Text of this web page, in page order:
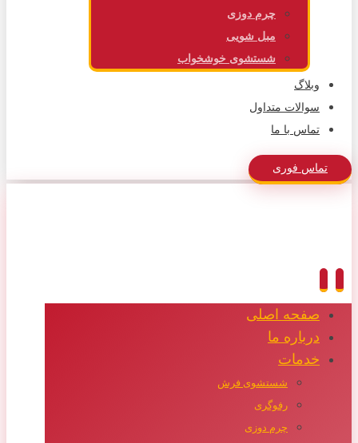
چرم دوزی
مبل شویی
شستشوی خوشخواب
وبلاگ
سوالات متداول
تماس با ما
تماس فوری
صفحه اصلی
درباره ما
خدمات
شستشوی فرش
رفوگری
چرم دوزی